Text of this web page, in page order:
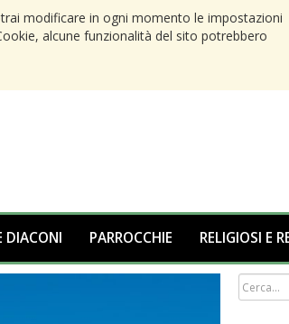
modificare in ogni momento le impostazioni
alcune funzionalità del sito potrebbero
DIACONI PARROCCHIE RELIGIOSI E